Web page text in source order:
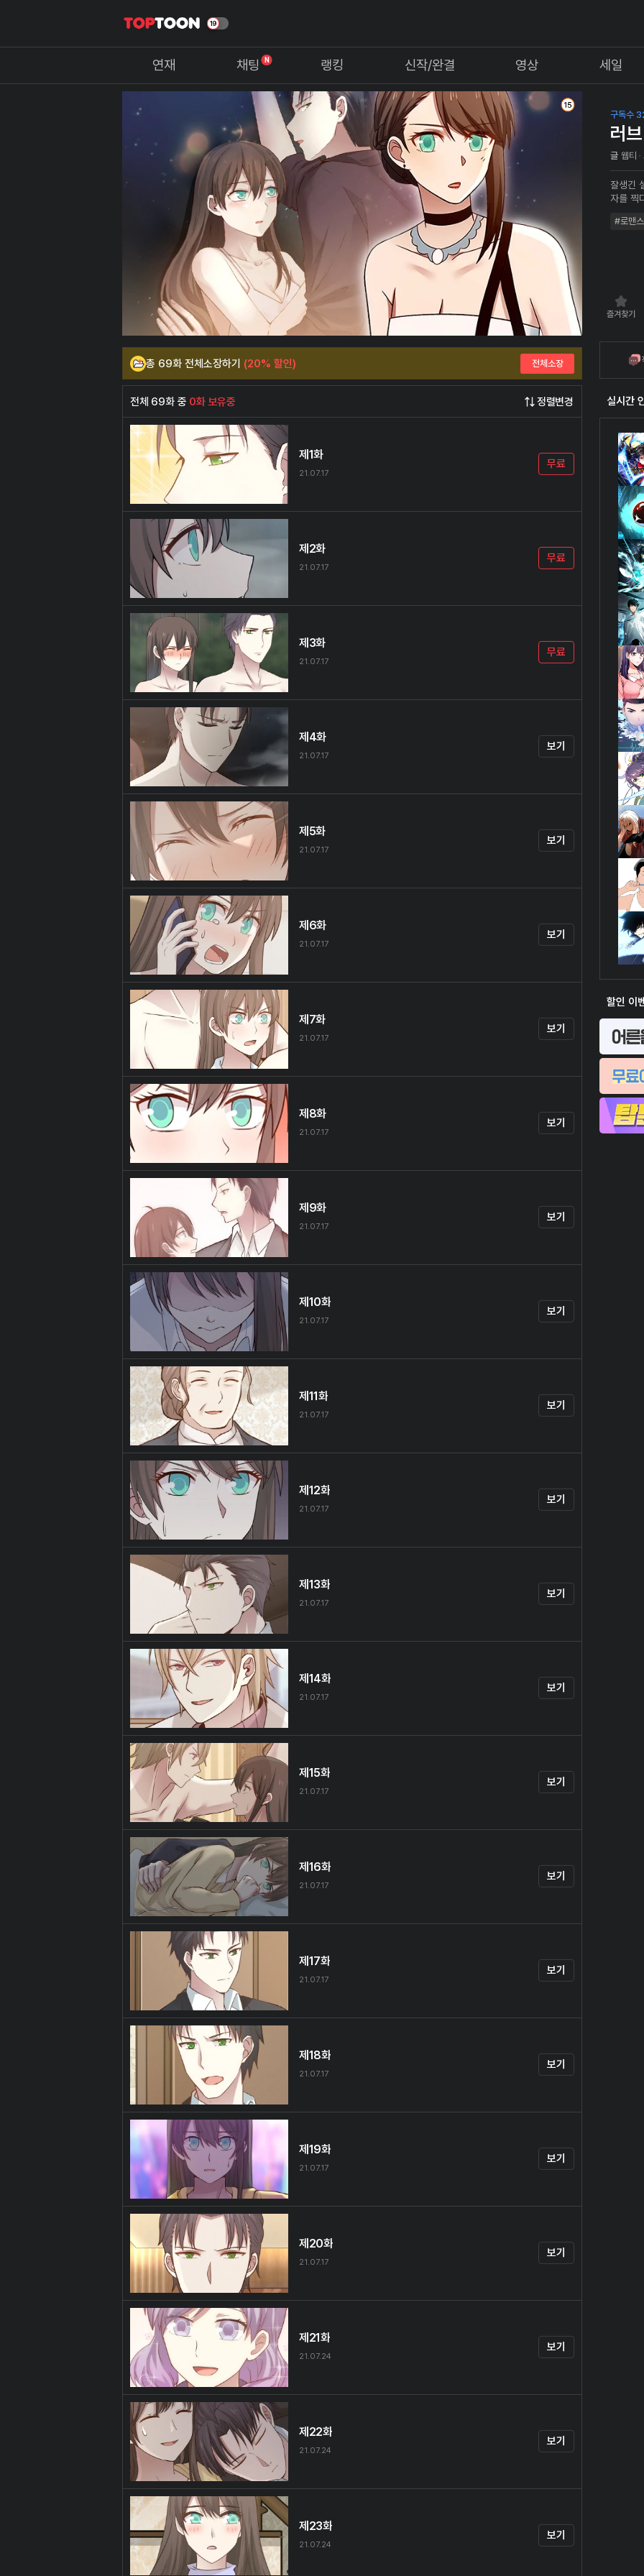
연재 채팅 N 랭킹 신작/완결 영상 세일
구독수
러
글 웹티
잘생긴
자를 찍
#로맨스
즐겨찾기
실시간
할인 이
총 69화 전체소장하기 (20% 할인) 전체소장
전체 69화 중 0화 보유중 정렬변경
제1화
21.07.17
무료
제2화
21.07.17
무료
제3화
21.07.17
무료
제4화
21.07.17
보기
제5화
21.07.17
보기
제6화
21.07.17
보기
제7화
21.07.17
보기
제8화
21.07.17
보기
제9화
21.07.17
보기
제10화
21.07.17
보기
제11화
21.07.17
보기
제12화
21.07.17
보기
제13화
21.07.17
보기
제14화
21.07.17
보기
제15화
21.07.17
보기
제16화
21.07.17
보기
제17화
21.07.17
보기
제18화
21.07.17
보기
제19화
21.07.17
보기
제20화
21.07.17
보기
제21화
21.07.24
보기
제22화
21.07.24
보기
제23화
21.07.24
보기